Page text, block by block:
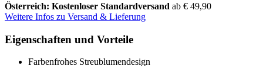
Österreich: Kostenloser Standardversand ab € 49,90
Weitere Infos zu Versand & Lieferung
Eigenschaften und Vorteile
Farbenfrohes Streublumendesign